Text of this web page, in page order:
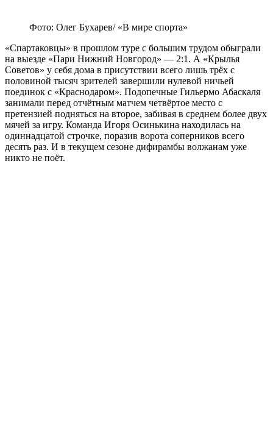
Фото: Олег Бухарев/ «В мире спорта»
«Спартаковцы» в прошлом туре с большим трудом обыграли
на выезде «Пари Нижний Новгород» — 2:1. А «Крылья
Советов» у себя дома в присутствии всего лишь трёх с
половиной тысяч зрителей завершили нулевой ничьей
поединок с «Краснодаром». Подопечные Гильермо Абаскаля
занимали перед отчётным матчем четвёртое место с
претензией подняться на второе, забивая в среднем более двух
мячей за игру. Команда Игоря Осинькина находилась на
одиннадцатой строчке, поразив ворота соперников всего
десять раз. И в текущем сезоне дифирамбы волжанам уже
никто не поёт.